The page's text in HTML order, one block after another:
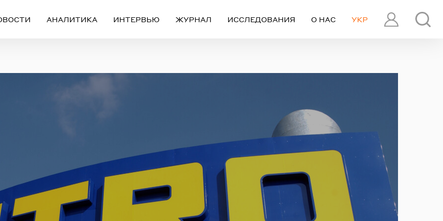
ПРОФИЛЬ
УКР
АНАЛИТИКА ИНТЕРВЬЮ ЖУРНАЛ ИССЛЕДОВАНИЯ О НАС
Регистрация
ИЛИ